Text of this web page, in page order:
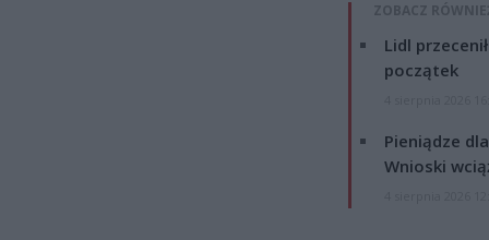
ZOBACZ
Lidl
początek
Pieniądze
Wnioski